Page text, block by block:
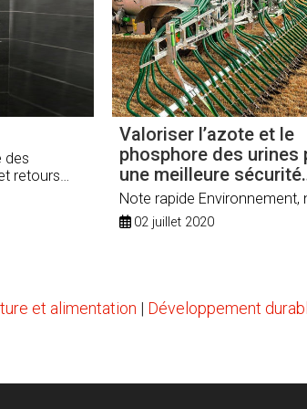
des
retours
Valoriser l’azote et le
phosphore des urines
une meilleure sécurité
écologique et
Note rapide Environnement,
02 juillet 2020
et alimentation | Développement